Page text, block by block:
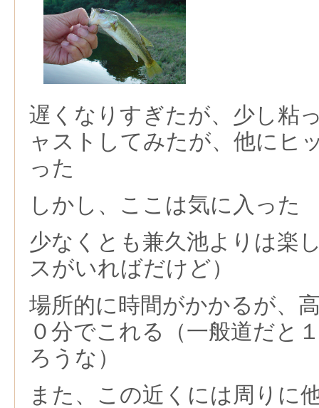
遅くなりすぎたが、少し粘
ャストしてみたが、他にヒ
った
しかし、ここは気に入った
少なくとも兼久池よりは楽
スがいればだけど）
場所的に時間がかかるが、
０分でこれる（一般道だと
ろうな）
また、この近くには周りに